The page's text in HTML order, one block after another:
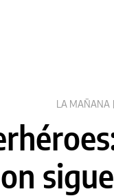
LA MAÑANA